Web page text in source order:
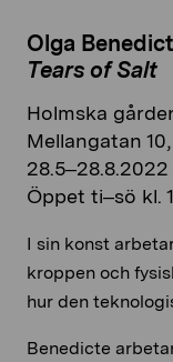
Olga
Tears of Salt
Holmska
Mellangatan
28.5–28.8.2022
Öppet ti–sö kl.
I sin konst
kroppen och
hur den
Benedicte